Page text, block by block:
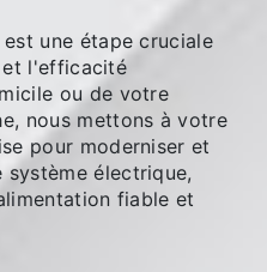
une étape cruciale
et l'efficacité
ou de votre
nous mettons à votre
pour moderniser et
électrique,
fiable et